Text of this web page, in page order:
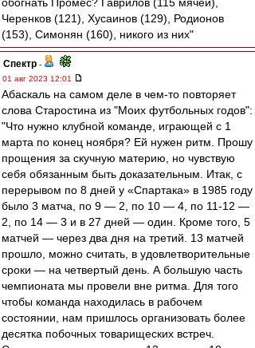
Черенков (121), Хусаинов (129), Родионов
(153), Симонян (160), никого из них"
Спектр -
01 авг 2023 12:01
Абаскаль на самом деле в чем-то повторяет
слова Старостина из "Моих футбольных годов":
"Что нужно клубной команде, играющей с 1
марта по конец ноября? Ей нужен ритм. Прошу
прощения за скучную материю, но чувствую
себя обязанным быть доказательным. Итак, с
перерывом по 8 дней у «Спартака» в 1985 году
было 3 матча, по 9 — 2, по 10 — 4, по 11-12 —
2, по 14 — 3 и в 27 дней — один. Кроме того, 5
матчей — через два дня на третий. 13 матчей
прошло, можно считать, в удовлетворительные
сроки — на четвертый день. А большую часть
чемпионата мы провели вне ритма. Для того
чтобы команда находилась в рабочем
состоянии, нам пришлось организовать более
десятка побочных товарищеских встреч.